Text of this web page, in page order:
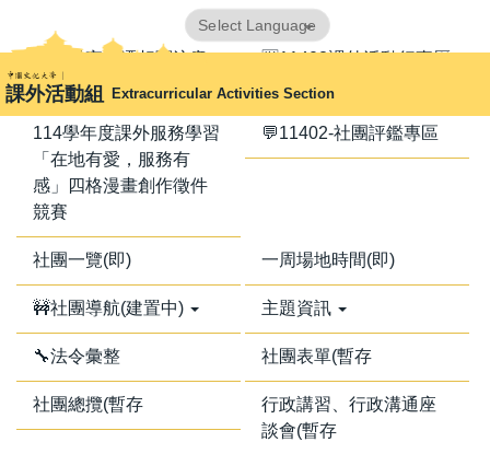
到
主
要
內
課外活動組 Extracurricular Activities Section
Translate
📢器材室搬遷相關注意
事項📢
🈺11402課外活動行事曆
114學年度課外服務學習
「在地有愛，服務有
感」四格漫畫創作徵件
競賽
💬11402-社團評鑑專區
社團一覽(即) 一周場地時間(即)
🚧社團導航(建置中) 主題資訊
🔧法令彙整 社團表單(暫存
社團總攬(暫存
行政講習、行政溝通座
談會(暫存